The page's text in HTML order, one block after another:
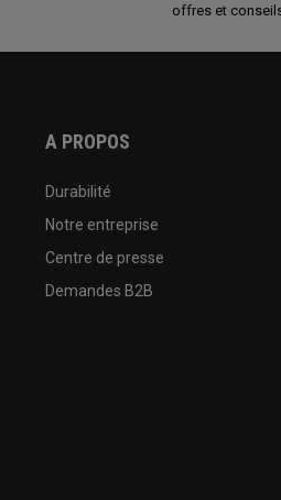
offres et
A PROPOS
Durabilité
Notre entreprise
Centre de presse
Demandes B2B